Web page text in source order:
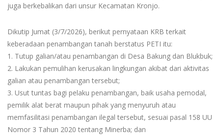
juga berkebalikan dari unsur Kecamatan Kronjo.
Dikutip Jumat (3/7/2026), berikut pernyataan KRB terkait
keberadaan penambangan tanah berstatus PETI itu:
1. Tutup galian/atau penambangan di Desa Bakung dan Blukbuk;
2. Lakukan pemulihan kerusakan lingkungan akibat dari aktivitas
galian atau penambangan tersebut;
3. Usut tuntas bagi pelaku penambangan, baik usaha pemodal,
pemilik alat berat maupun pihak yang menyuruh atau
memfasilitasi penambangan ilegal tersebut, sesuai pasal 158 UU
Nomor 3 Tahun 2020 tentang Minerba; dan